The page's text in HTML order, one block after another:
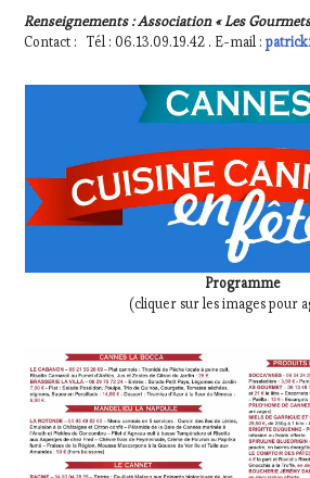
Renseignements : Association « Les
Contact : Tél : 06.13.09.19.42 . E-mail :
Programme
(cliquer sur les images pour